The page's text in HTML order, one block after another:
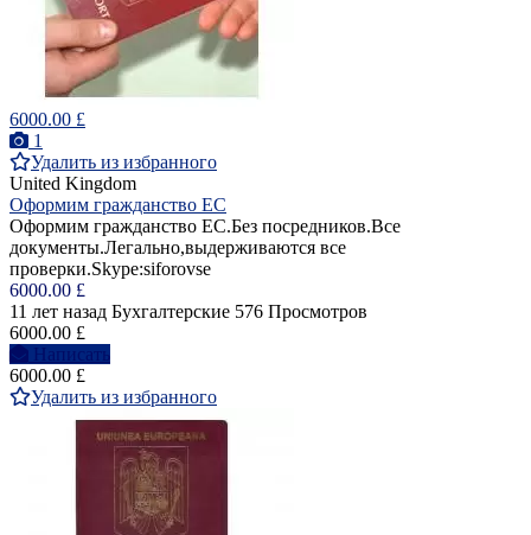
6000.00 £
1
Удалить из избранного
United Kingdom
Оформим гражданство ЕС
Оформим гражданство ЕС.Без посредников.Все
документы.Легально,выдерживаются все
проверки.Skype:siforovse
6000.00 £
11 лет назад Бухгалтерские 576 Просмотров
6000.00 £
Написать
6000.00 £
Удалить из избранного